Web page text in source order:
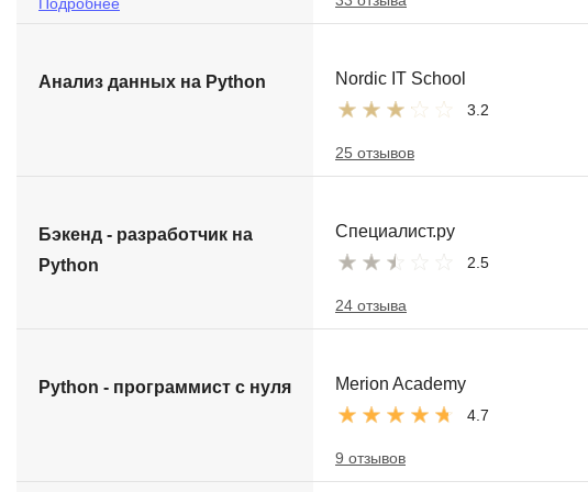
Анализ данных на Python Nordic IT School
3.2
25 отзывов
Бэкенд - разработчик на
Python
Специалист.ру
2.5
24 отзыва
Python - программист с нуля Merion Academy
4.7
9 отзывов